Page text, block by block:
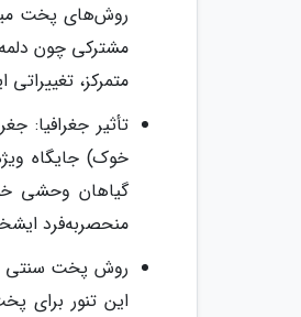
روش‌های پخت
مشترکی چون
متمرکز،
تأثیر جغرافیا:
خوک) جایگاه
گیاهان وحشی
منحصربه‌فرد
این تنور برای